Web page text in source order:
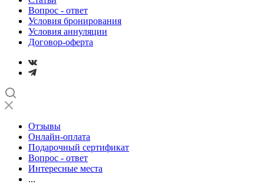
Вопрос - ответ
Условия бронирования
Условия аннуляции
Договор-оферта
Отзывы
Онлайн-оплата
Подарочный сертификат
Вопрос - ответ
Интересные места
...